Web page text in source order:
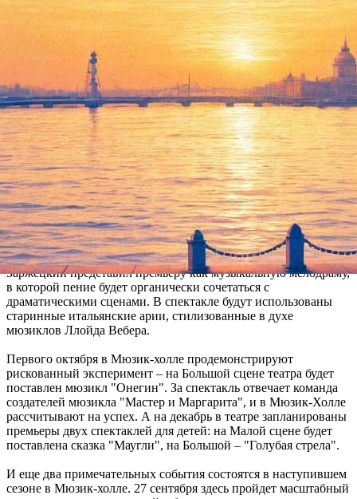
Смотреть фоторепортаж
О своих планах на ближайший театральный сезон рассказали
в Петербургском Мюзик-Холле. Первая премьера состоится
уже 17 сентября – в этот день зрителям покажут музыкальный
спектакль "Опасные связи" по одноименному произведению
Шодерло де Лакло. Режиссер-постановщик Василий
Заржецкий представил премьеру как музыкальную мелодраму,
в которой пение будет органически сочетаться с
драматическими сценами. В спектакле будут использованы
старинные итальянские арии, стилизованные в духе
мюзиклов Ллойда Вебера.
Первого октября в Мюзик-холле продемонстрируют
рискованный эксперимент – на Большой сцене театра будет
поставлен мюзикл "Онегин". За спектакль отвечает команда
создателей мюзикла "Мастер и Маргарита", и в Мюзик-Холле
рассчитывают на успех. А на декабрь в театре запланированы
премьеры двух спектаклей для детей: на Малой сцене будет
поставлена сказка "Маугли", на Большой – "Голубая стрела".
И еще два примечательных события состоятся в наступившем
сезоне в Мюзик-холле. 27 сентября здесь пройдет масштабный